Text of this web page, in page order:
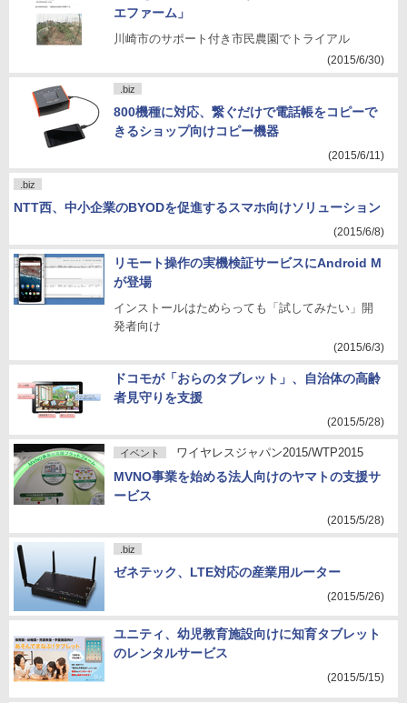
エファーム」
川崎市のサポート付き市民農園でトライアル
(2015/6/30)
.biz
800機種に対応、繋ぐだけで電話帳をコピーで
きるショップ向けコピー機器
(2015/6/11)
.biz
NTT西、中小企業のBYODを促進するスマホ向けソリューション
(2015/6/8)
リモート操作の実機検証サービスにAndroid M
が登場
インストールはためらっても「試してみたい」開
発者向け
(2015/6/3)
ドコモが「おらのタブレット」、自治体の高齢
者見守りを支援
(2015/5/28)
イベント ワイヤレスジャパン2015/WTP2015
MVNO事業を始める法人向けのヤマトの支援サ
ービス
(2015/5/28)
.biz
ゼネテック、LTE対応の産業用ルーター
(2015/5/26)
ユニティ、幼児教育施設向けに知育タブレット
のレンタルサービス
(2015/5/15)